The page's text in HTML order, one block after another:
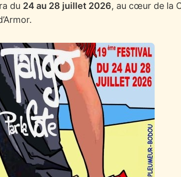
du 24 au 28 juillet 2026, au cœur de la